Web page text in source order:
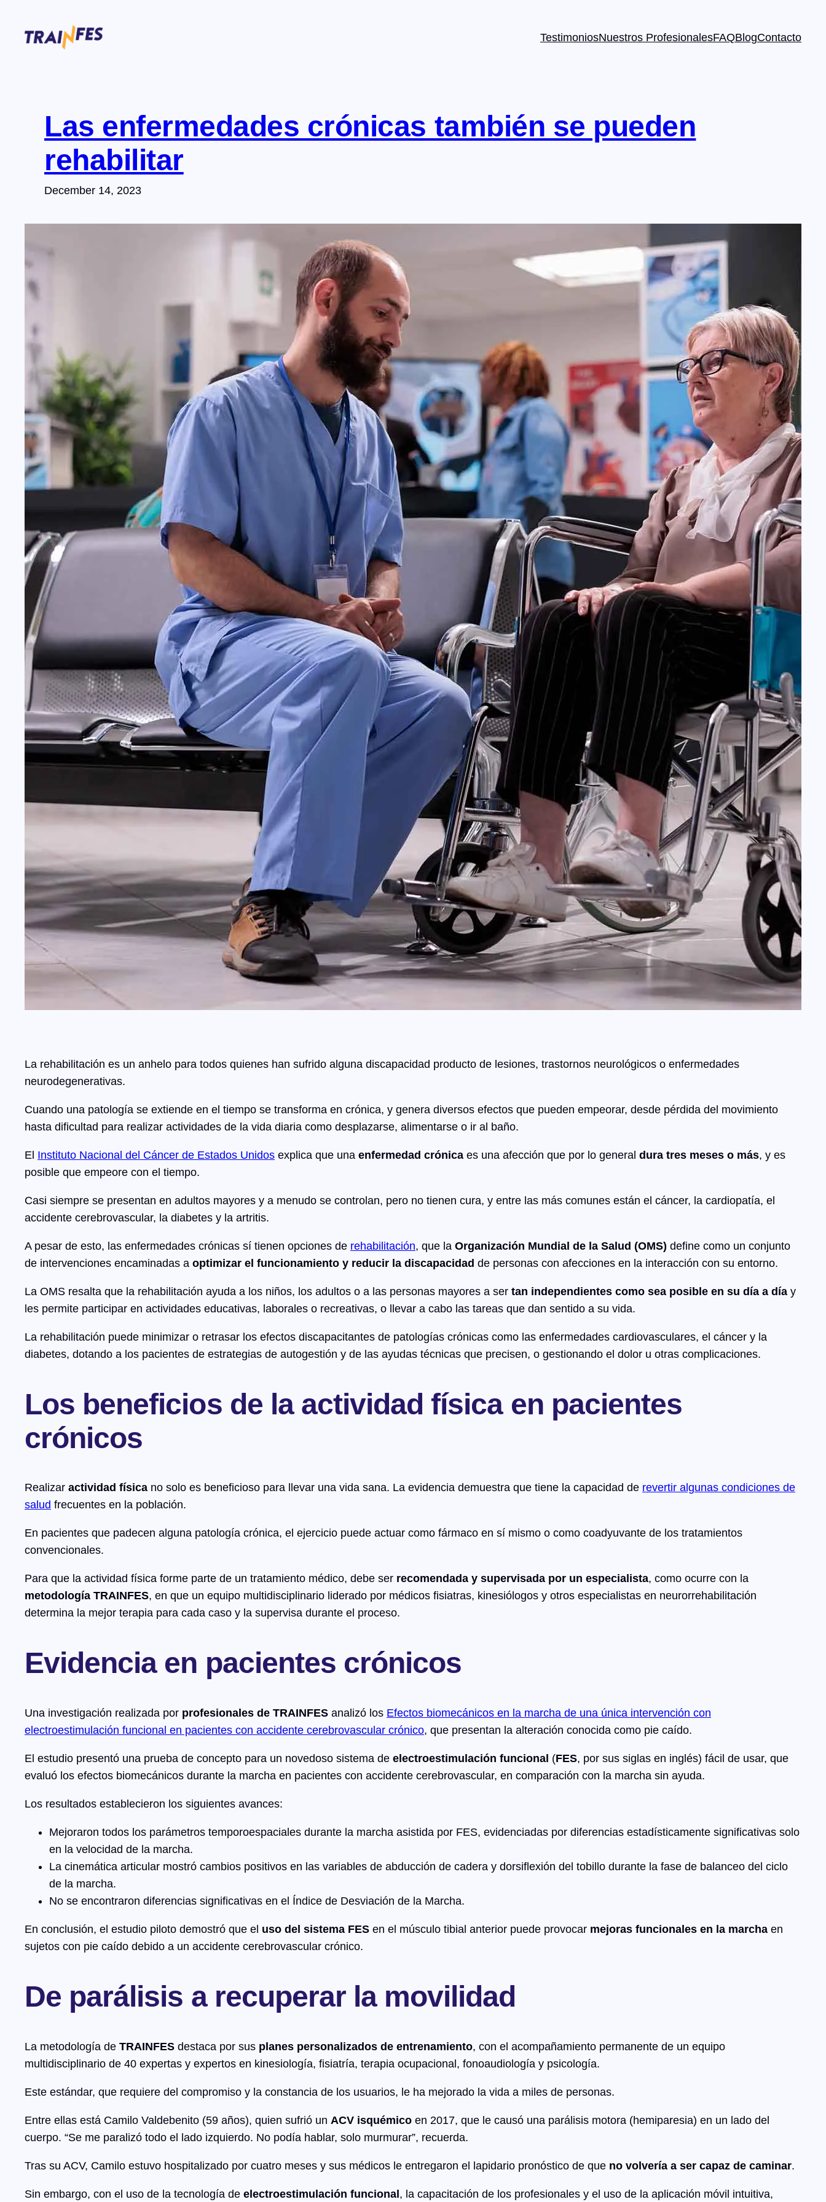
content
TestimoniosNuestros ProfesionalesFAQBlogContacto
Las enfermedades crónicas también se pueden
rehabilitar
December 14, 2023
La rehabilitación es un anhelo para todos quienes han sufrido alguna discapacidad producto de lesiones, trastornos neurológicos o enfermedades
neurodegenerativas.
Cuando una patología se extiende en el tiempo se transforma en crónica, y genera diversos efectos que pueden empeorar, desde pérdida del movimiento
hasta dificultad para realizar actividades de la vida diaria como desplazarse, alimentarse o ir al baño.
El Instituto Nacional del Cáncer de Estados Unidos explica que una enfermedad crónica es una afección que por lo general dura tres meses o más, y es
posible que empeore con el tiempo.
Casi siempre se presentan en adultos mayores y a menudo se controlan, pero no tienen cura, y entre las más comunes están el cáncer, la cardiopatía, el
accidente cerebrovascular, la diabetes y la artritis.
A pesar de esto, las enfermedades crónicas sí tienen opciones de rehabilitación, que la Organización Mundial de la Salud (OMS) define como un conjunto
de intervenciones encaminadas a optimizar el funcionamiento y reducir la discapacidad de personas con afecciones en la interacción con su entorno.
La OMS resalta que la rehabilitación ayuda a los niños, los adultos o a las personas mayores a ser tan independientes como sea posible en su día a día y
les permite participar en actividades educativas, laborales o recreativas, o llevar a cabo las tareas que dan sentido a su vida.
La rehabilitación puede minimizar o retrasar los efectos discapacitantes de patologías crónicas como las enfermedades cardiovasculares, el cáncer y la
diabetes, dotando a los pacientes de estrategias de autogestión y de las ayudas técnicas que precisen, o gestionando el dolor u otras complicaciones.
Los beneficios de la actividad física en pacientes
crónicos
Realizar actividad física no solo es beneficioso para llevar una vida sana. La evidencia demuestra que tiene la capacidad de revertir algunas condiciones de
salud frecuentes en la población.
En pacientes que padecen alguna patología crónica, el ejercicio puede actuar como fármaco en sí mismo o como coadyuvante de los tratamientos
convencionales.
Para que la actividad física forme parte de un tratamiento médico, debe ser recomendada y supervisada por un especialista, como ocurre con la
metodología TRAINFES, en que un equipo multidisciplinario liderado por médicos fisiatras, kinesiólogos y otros especialistas en neurorrehabilitación
determina la mejor terapia para cada caso y la supervisa durante el proceso.
Evidencia en pacientes crónicos
Una investigación realizada por profesionales de TRAINFES analizó los Efectos biomecánicos en la marcha de una única intervención con
electroestimulación funcional en pacientes con accidente cerebrovascular crónico, que presentan la alteración conocida como pie caído.
El estudio presentó una prueba de concepto para un novedoso sistema de electroestimulación funcional (FES, por sus siglas en inglés) fácil de usar, que
evaluó los efectos biomecánicos durante la marcha en pacientes con accidente cerebrovascular, en comparación con la marcha sin ayuda.
Los resultados establecieron los siguientes avances:
Mejoraron todos los parámetros temporoespaciales durante la marcha asistida por FES, evidenciadas por diferencias estadísticamente significativas solo
en la velocidad de la marcha.
La cinemática articular mostró cambios positivos en las variables de abducción de cadera y dorsiflexión del tobillo durante la fase de balanceo del ciclo
de la marcha.
No se encontraron diferencias significativas en el Índice de Desviación de la Marcha.
En conclusión, el estudio piloto demostró que el uso del sistema FES en el músculo tibial anterior puede provocar mejoras funcionales en la marcha en
sujetos con pie caído debido a un accidente cerebrovascular crónico.
De parálisis a recuperar la movilidad
La metodología de TRAINFES destaca por sus planes personalizados de entrenamiento, con el acompañamiento permanente de un equipo
multidisciplinario de 40 expertas y expertos en kinesiología, fisiatría, terapia ocupacional, fonoaudiología y psicología.
Este estándar, que requiere del compromiso y la constancia de los usuarios, le ha mejorado la vida a miles de personas.
Entre ellas está Camilo Valdebenito (59 años), quien sufrió un ACV isquémico en 2017, que le causó una parálisis motora (hemiparesia) en un lado del
cuerpo. “Se me paralizó todo el lado izquierdo. No podía hablar, solo murmurar”, recuerda.
Tras su ACV, Camilo estuvo hospitalizado por cuatro meses y sus médicos le entregaron el lapidario pronóstico de que no volvería a ser capaz de caminar.
Sin embargo, con el uso de la tecnología de electroestimulación funcional, la capacitación de los profesionales y el uso de la aplicación móvil intuitiva,